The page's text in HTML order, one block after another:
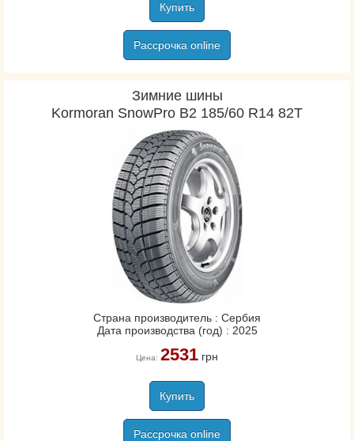
Купить
Рассрочка online
Зимние шины
Kormoran SnowPro B2 185/60 R14 82T
Страна производитель : Сербия
Дата производства (год) : 2025
Цена: 2531грн
Купить
Рассрочка online